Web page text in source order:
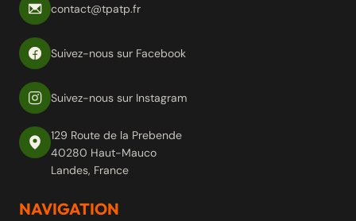
contact@tpatp.fr
Suivez-nous sur Facebook
Suivez-nous sur Instagram
129 Route de la Prebende
40280 Haut-Mauco
Landes, France
NAVIGATION